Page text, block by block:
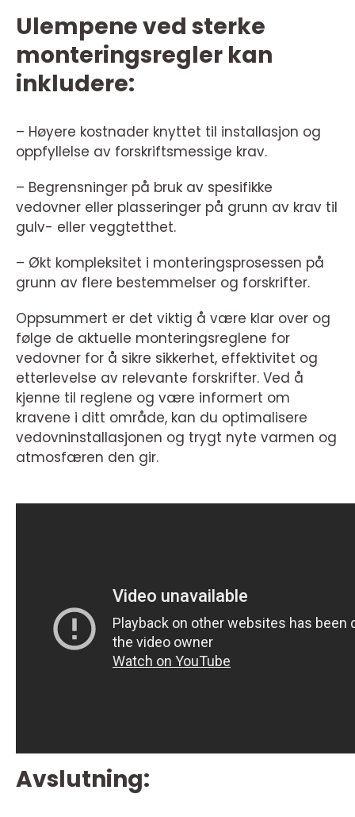
Ulempene ved sterke
monteringsregler kan
inkludere:
– Høyere kostnader knyttet til installasjon og
oppfyllelse av forskriftsmessige krav.
– Begrensninger på bruk av spesifikke
vedovner eller plasseringer på grunn av krav til
gulv- eller veggtetthet.
– Økt kompleksitet i monteringsprosessen på
grunn av flere bestemmelser og forskrifter.
Oppsummert er det viktig å være klar over og
følge de aktuelle monteringsreglene for
vedovner for å sikre sikkerhet, effektivitet og
etterlevelse av relevante forskrifter. Ved å
kjenne til reglene og være informert om
kravene i ditt område, kan du optimalisere
vedovninstallasjonen og trygt nyte varmen og
atmosfæren den gir.
Avslutning: